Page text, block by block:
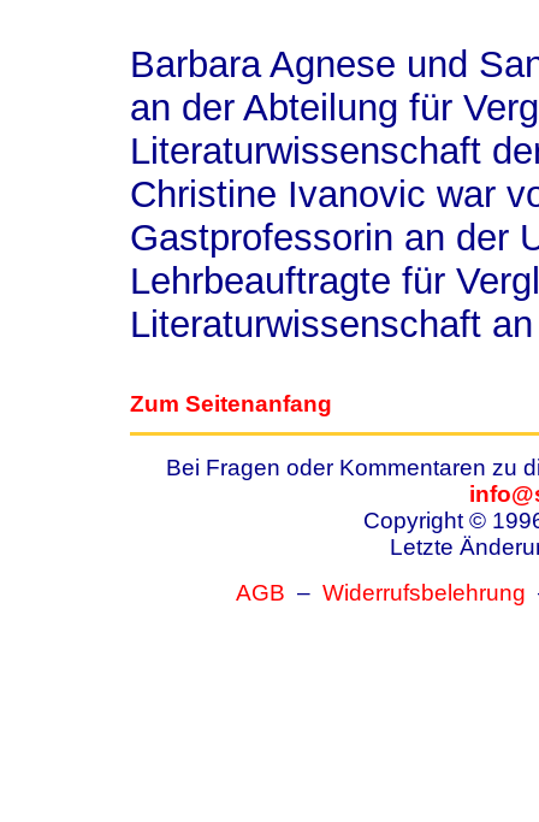
Barbara Agnese und
an der Abteilung für
Literaturwissenschaft
Christine Ivanovic war
Gastprofessorin an der
Lehrbeauftragte für
Literaturwissenschaft
Zum Seitenanfang
Bei Fragen oder Kommentaren zu
Copyright ©
Letzte
AGB – Widerrufsbelehrung